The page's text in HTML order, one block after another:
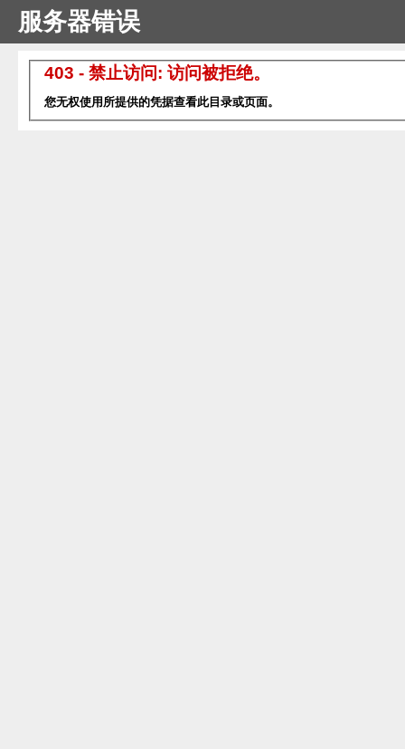
服务器错误
403 - 禁止访问: 访问被拒绝。
您无权使用所提供的凭据查看此目录或页面。